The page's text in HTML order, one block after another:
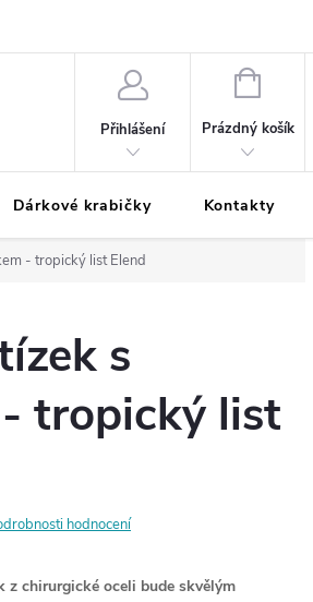
Přihlášení
NÁKUPNÍ
Prázdný košík
Dárkové krabičky Kontakty
- tropický list Elend
s
tropický list
hodnocení
z chirurgické oceli bude skvělým